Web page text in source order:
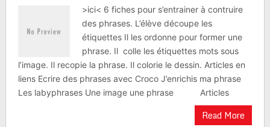
>ici< 6 fiches pour s’entrainer à contruire
des phrases. L’élève découpe les
étiquettes Il les ordonne pour former une
phrase. Il colle les étiquettes mots sous
l’image. Il recopie la phrase. Il colorie le dessin. Articles en
liens Ecrire des phrases avec Croco J’enrichis ma phrase
Les labyphrases Une image une phrase Articles
Read More